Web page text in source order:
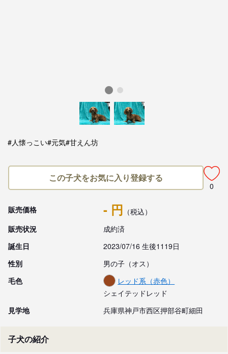
#人懐っこい#元気#甘えん坊
この子犬をお気に入り登録する
0
販売価格 - 円 （税込）
販売状況
成約済
誕生日
2023/07/16 生後1119日
性別
男の子（オス）
毛色
レッド系（赤色）
シェイテッドレッド
見学地
兵庫県神戸市西区押部谷町細田
子犬の紹介